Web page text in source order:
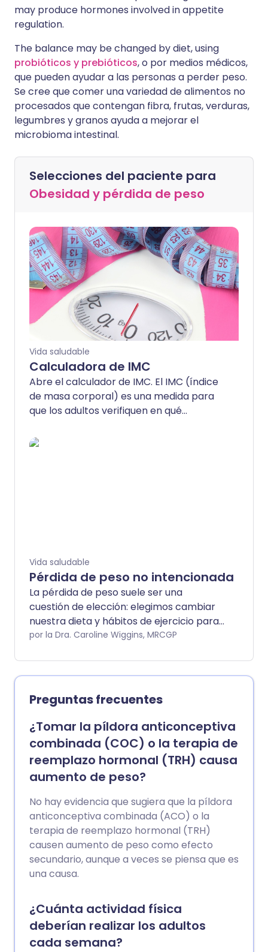
may produce hormones involved in appetite
regulation.
The balance may be changed by diet, using
probióticos y prebióticos, o por medios médicos,
que pueden ayudar a las personas a perder peso.
Se cree que comer una variedad de alimentos no
procesados que contengan fibra, frutas, verduras,
legumbres y granos ayuda a mejorar el
microbioma intestinal.
Selecciones del paciente para
Obesidad y pérdida de peso
Vida saludable
Calculadora de IMC
Abre el calculador de IMC. El IMC (índice
de masa corporal) es una medida para
que los adultos verifiquen en qué
bajo peso, saludable o sobrepeso. El
Vida saludable
Pérdida de peso no intencionada
La pérdida de peso suele ser una
cuestión de elección: elegimos cambiar
nuestra dieta y hábitos de ejercicio para
estar más saludables. Si hay una razón
peso es normal. La pérdida de peso no
intencionada es diferente. Esto ocurre
cuando una persona pierde peso sin
intentarlo. Es importante informarlo a un
médico para que se pueda identificar una
causa. Este folleto enumera algunas de
las causas más comunes de la pérdida
de peso no intencionada.
por la Dra. Caroline Wiggins, MRCGP
Preguntas frecuentes
¿Tomar la píldora anticonceptiva
combinada (COC) o la terapia de
reemplazo hormonal (TRH) causa
aumento de peso?
No hay evidencia que sugiera que la píldora
anticonceptiva combinada (ACO) o la
terapia de reemplazo hormonal (TRH)
causen aumento de peso como efecto
secundario, aunque a veces se piensa que es
una causa.
¿Cuánta actividad física
deberían realizar los adultos
cada semana?